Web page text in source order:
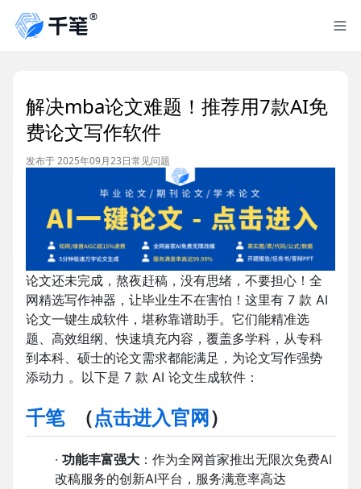
解决mba论文难题！推荐用7款AI免
费论文写作软件
发布于 2025年09月23日常见问题
论文还未完成，熬夜赶稿，没有思绪，不要担心！全
网精选写作神器，让毕业生不在害怕！这里有 7 款 AI
论文一键生成软件，堪称靠谱助手。它们能精准选
题、高效组纲、快速填充内容，覆盖多学科，从专科
到本科、硕士的论文需求都能满足，为论文写作强势
添动力 。以下是 7 款 AI 论文生成软件：
千笔（点击进入官网 ）
· 功能丰富强大 ：作为全网首家推出无限次免费AI
改稿服务的创新AI平台，服务满意率高达